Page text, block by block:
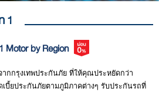
ถึงก็ได้
ส่วนที่เกินจากความรับผิดชอบของประกันภัย
แบ่งออกได้เป็นประเภทต่างๆ ดังนี้
ต่างๆ ที่กล่าวไว้ข้างต้น เช่น ความเสียหายต่อตัว
กันภัยจากการชนไม่เกิน 600,000 บาทต่อครั้ง
เสียหายของต่อชีวิต ร่างกาย อนามัยและทรัพย์สิน
ยนอกไม่เกิน 5,000,000 ต่อครั้ง เป็นต้น
ได้รับ คิดเป็นต่อปี มากน้อยขึ้นอยู่กับประเภทของ
วามคุ้มครอง และทุนประกันภัยของตัวรถที่เอา
1
Motor by Region
กกรุงเทพประกันภัย ที่ให้คุณประหยัดกว่า
บี้ยประกันภัยตามภูมิภาคต่างๆ รับประกันรถที่